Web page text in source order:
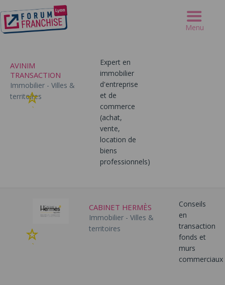
à
AVINIM
TRANSACTION
Immobilier - Villes &
territoires
Expert en
immobilier
d'entreprise
et de
commerce
(achat,
vente,
location de
biens
professionnels)
à
CABINET HERMÈS
Immobilier - Villes &
territoires
Conseils
en
transaction
fonds et
murs
commerciaux
Menu